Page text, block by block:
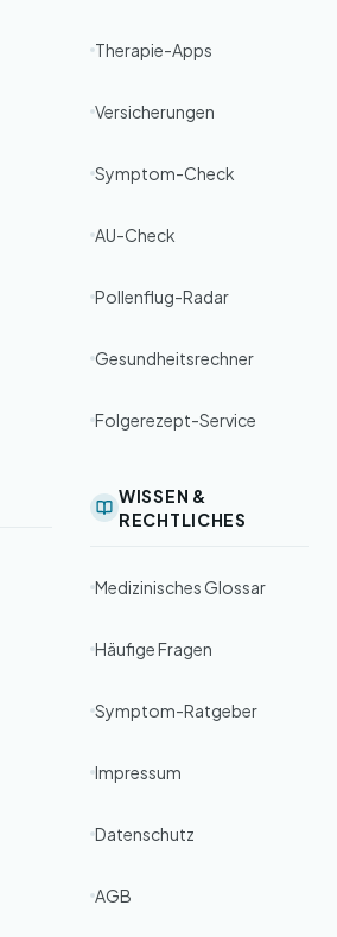
Therapie-Apps
Versicherungen
Symptom-Check
AU-Check
Pollenflug-Radar
Gesundheitsrechner
Folgerezept-Service
WISSEN &
RECHTLICHES
Medizinisches Glossar
Häufige Fragen
Symptom-Ratgeber
Impressum
Datenschutz
AGB